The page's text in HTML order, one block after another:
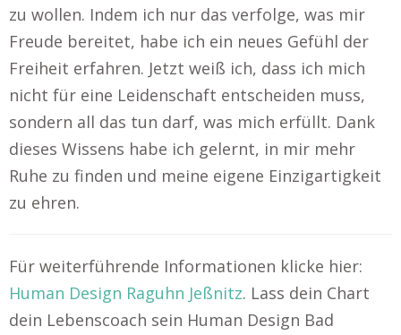
zu wollen. Indem ich nur das verfolge, was mir
Freude bereitet, habe ich ein neues Gefühl der
Freiheit erfahren. Jetzt weiß ich, dass ich mich
nicht für eine Leidenschaft entscheiden muss,
sondern all das tun darf, was mich erfüllt. Dank
dieses Wissens habe ich gelernt, in mir mehr
Ruhe zu finden und meine eigene Einzigartigkeit
zu ehren.
Für weiterführende Informationen klicke hier:
Human Design Raguhn Jeßnitz. Lass dein Chart
dein Lebenscoach sein Human Design Bad